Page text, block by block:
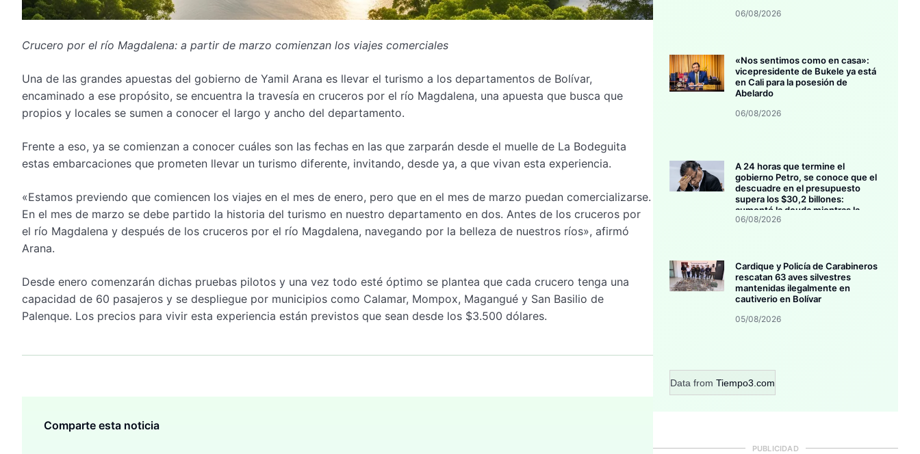
Crucero por el río Magdalena: a partir de marzo comienzan los viajes comerciales
Una de las grandes apuestas del gobierno de Yamil Arana es llevar el turismo a los departamentos de Bolívar,
encaminado a ese propósito, se encuentra la travesía en cruceros por el río Magdalena, una apuesta que busca que
propios y locales se sumen a conocer el largo y ancho del departamento.
Frente a eso, ya se comienzan a conocer cuáles son las fechas en las que zarparán desde el muelle de La Bodeguita
estas embarcaciones que prometen llevar un turismo diferente, invitando, desde ya, a que vivan esta experiencia.
«Estamos previendo que comiencen los viajes en el mes de enero, pero que en el mes de marzo puedan comercializarse.
En el mes de marzo se debe partido la historia del turismo en nuestro departamento en dos. Antes de los cruceros por
el río Magdalena y después de los cruceros por el río Magdalena, navegando por la belleza de nuestros ríos», afirmó
Arana.
Desde enero comenzarán dichas pruebas pilotos y una vez todo esté óptimo se plantea que cada crucero tenga una
capacidad de 60 pasajeros y se despliegue por municipios como Calamar, Mompox, Magangué y San Basilio de
Palenque. Los precios para vivir esta experiencia están previstos que sean desde los $3.500 dólares.
Comparte esta noticia
06/08/2026
«Nos sentimos como en casa»:
vicepresidente de Bukele ya está
en Cali para la posesión de
Abelardo
06/08/2026
A 24 horas que termine el
gobierno Petro, se conoce que el
descuadre en el presupuesto
supera los $30,2 billones:
aumentó la deuda mientras la
inversión se estanca
06/08/2026
Cardique y Policía de Carabineros
rescatan 63 aves silvestres
mantenidas ilegalmente en
cautiverio en Bolívar
05/08/2026
Data from Tiempo3.com
PUBLICIDAD